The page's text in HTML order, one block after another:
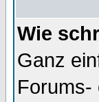
Wie
Ganz
Forums-